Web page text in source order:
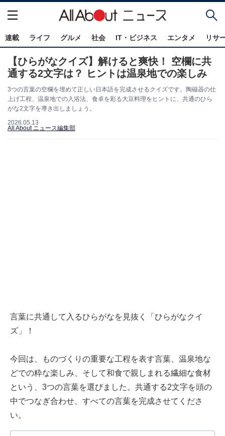
連載 ライフ グルメ 社会 IT・ビジネス エンタメ リサ
【ひらがなクイズ】解けると爽快！ 空欄に共
通する2文字は？ ヒントは温泉地での楽しみ
3つの言葉の空欄を埋めて正しい日本語を完成させるクイズです。陶磁器の仕
上げ工程、温泉地での入浴法、食卓を彩る大豆料理をヒントに、共通のひら
がな2文字を導き出しましょう。
2026.05.13
All About ニュース編集部
言葉に共通して入るひらがなを見抜く「ひらがなクイ
ズ」！
今回は、ものづくりの重要な工程を表す言葉、温泉地な
どでの粋な楽しみ、そして和食で親しまれる繊細な食材
という、3つの言葉を選びました。共通する2文字を頭の
中でつなぎ合わせ、すべての言葉を完成させてくださ
い。